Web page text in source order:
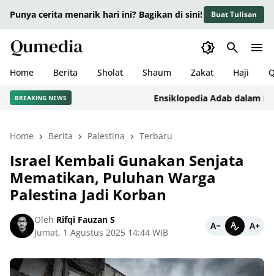
Punya cerita menarik hari ini? Bagikan di sini! Buat Tulisan
Home Berita Sholat Shaum Zakat Haji
BREAKING NEWS Ensiklopedia Adab dalam
Home Berita Palestina Terbaru
Israel Kembali Gunakan Senjata
Mematikan, Puluhan Warga
Palestina Jadi Korban
Oleh Rifqi Fauzan S
Jumat, 1 Agustus 2025 14:44 WIB